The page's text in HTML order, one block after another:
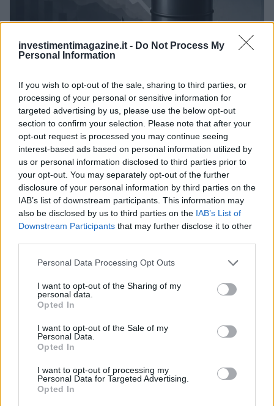
investimentimagazine.it - Do Not Process My
Personal Information
If you wish to opt-out of the sale, sharing to third parties, or
processing of your personal or sensitive information for
targeted advertising by us, please use the below opt-out
section to confirm your selection. Please note that after your
opt-out request is processed you may continue seeing
interest-based ads based on personal information utilized by
us or personal information disclosed to third parties prior to
your opt-out. You may separately opt-out of the further
disclosure of your personal information by third parties on the
IAB’s list of downstream participants. This information may
also be disclosed by us to third parties on the IAB’s List of
Downstream Participants that may further disclose it to other
Please note that this website/app uses one or more Google
not limited to your visit or usage behaviour. You may click to
grant or deny consent to Google and its third-party tags to
use your data for below specified purposes in below Google
consent section.
Personal Data Processing Opt Outs
I want to opt-out of the Sharing of my
personal data.
Opted In
I want to opt-out of the Sale of my
Personal Data.
Opted In
I want to opt-out of processing my
Personal Data for Targeted Advertising.
Opted In
Petrolio in calo: Brent a 91,82$, ribassi a due cifre per greggio
e oro
Andrea Innocenti · 5 Ago 2026
QUOTAZIONI CRYPTO
Gold (Terra
$4,187.30
BTC
(KBTC)
Steakhouse EURCV
Morpho Vault
(STEAKEURCV)
$100,000,000,000,000.00